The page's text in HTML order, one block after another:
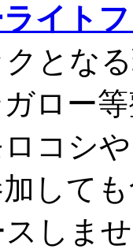
イト
とな
ロー
コシ
して
しま